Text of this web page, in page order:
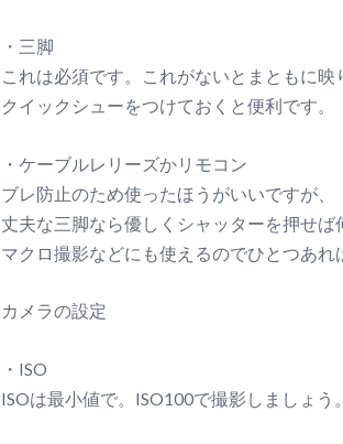
・三脚
これは必須です。これがないとまともに映
クイックシューをつけておくと便利です。
・ケーブルレリーズかリモコン
ブレ防止のため使ったほうがいいですが、
丈夫な三脚なら優しくシャッターを押せば
マクロ撮影などにも使えるのでひとつあれ
カメラの設定
・ISO
ISOは最小値で。ISO100で撮影しましょう。